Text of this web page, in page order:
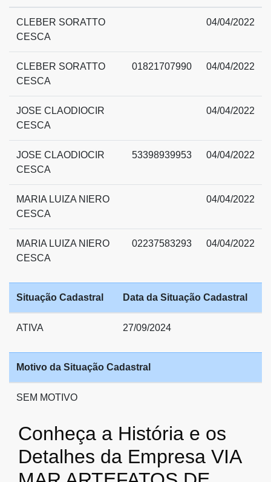
CLEBER SORATTO
CESCA
04/04/2022
CLEBER SORATTO
CESCA
01821707990 04/04/2022
JOSE CLAODIOCIR
CESCA
04/04/2022
JOSE CLAODIOCIR
CESCA
53398939953 04/04/2022
MARIA LUIZA NIERO
CESCA
04/04/2022
MARIA LUIZA NIERO
CESCA
02237583293 04/04/2022
Situação Cadastral Data da Situação Cadastral
ATIVA 27/09/2024
Motivo da Situação Cadastral
SEM MOTIVO
Conheça a História e os
Detalhes da Empresa VIA